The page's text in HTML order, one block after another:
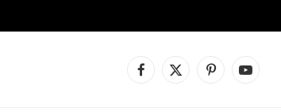
Facebook
X
PinterestYouTube